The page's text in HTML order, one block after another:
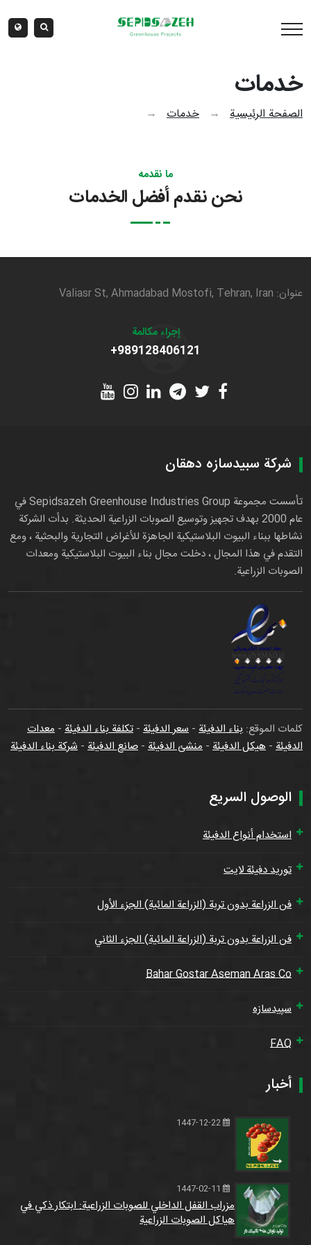
خدمات
الصفحة الرئيسية → خدمات →
ما نقدمه
نحن نقدم أفضل الخدمات
عنوان: Valiasr St, Ahmadabad Mostofi, Tehran, Iran
إجراء مكالمة
+989128406121
شركة سبيدسازه دهقان
تأسست مجموعة Sepidsazeh Greenhouse Industries Group في
عام 2000 بهدف تجهيز وتوسيع الصوبات الزراعية الحديثة. بدأت الشركة
نشاطها ببناء البيوت البلاستيكية الجاهزة للأغراض التجارية والبحثية ، ومع
التقدم في هذا المجال ، دخلت مجال بناء البيوت البلاستيكية ومعدات
الصوبات الزراعية.
كلمات الموقع: بناء الدفيئة - سعر الدفيئة - تكلفة بناء الدفيئة - معدات
الدفيئة - هيكل الدفيئة - منشئ الدفيئة - صانع الدفيئة - شركة بناء الدفيئة
الوصول السريع
استخدام أنواع الدفيئة
توريد دفيئة لايت
فن الزراعة بدون تربة (الزراعة المائية) الجزء الأول
فن الزراعة بدون تربة (الزراعة المائية) الجزء الثاني
Bahar Gostar Aseman Aras Co
سپیدسازه
FAQ
أخبار
مزراب القفل الداخلي للصوبات الزراعية: ابتكار ذكي في
هياكل الصوبات الزراعية